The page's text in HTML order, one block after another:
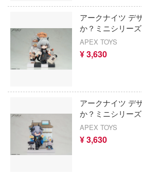
アークナイツ デ
か？ミニシリー
APEX TOYS
¥ 3,630
アークナイツ デ
か？ミニシリー
APEX TOYS
¥ 3,630
超重神グラ
超光戦士シ
DC Comics
デジモンシ
ティーンエ
舞ONLINE
り帽子のアトリエ
をねらえ!
ンボール